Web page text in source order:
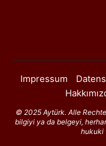
Impressum
© 2025 Aytürk. Alle
bilgiyi ya da belgeyi,
hukuki